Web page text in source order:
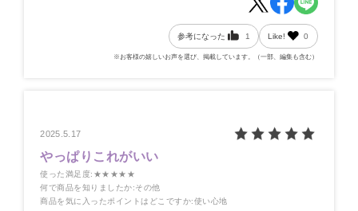
参考になった 1 Like! 0
※お客様の嬉しいお声を選び、掲載しています。（一部、編集も含む）
2025.5.17
やっぱりこれがいい
使った満足度:★★★★★
何で商品を知りましたか:その他
商品を気に入ったポイントはどこですか:使い心地